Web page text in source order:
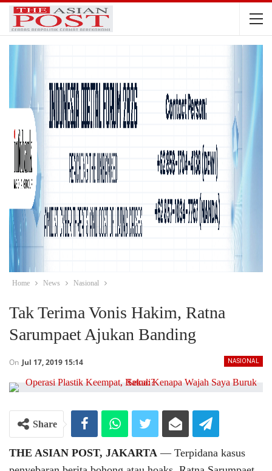
Home News Nasional
Tak Terima Vonis Hakim, Ratna
Sarumpaet Ajukan Banding
NASIONAL
On Jul 17, 2019 15:14
Share
THE ASIAN POST, JAKARTA ― Terpidana kasus